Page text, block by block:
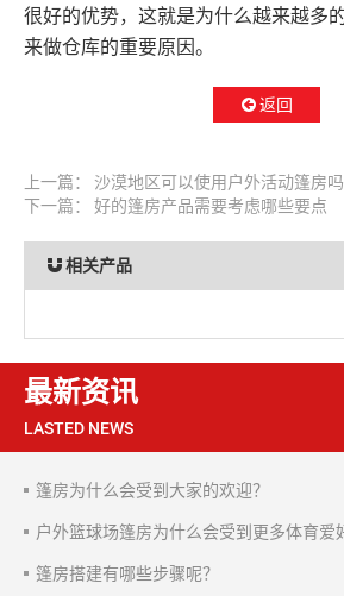
很好的优势，这就是为什么越来越多
来做仓库的重要原因。
返回
上一篇： 沙漠地区可以使用户外活动篷房吗
下一篇： 好的篷房产品需要考虑哪些要点
相关产品
最新资讯
LASTED NEWS
篷房为什么会受到大家的欢迎？
户外篮球场篷房为什么会受到更多体育爱
篷房搭建有哪些步骤呢？